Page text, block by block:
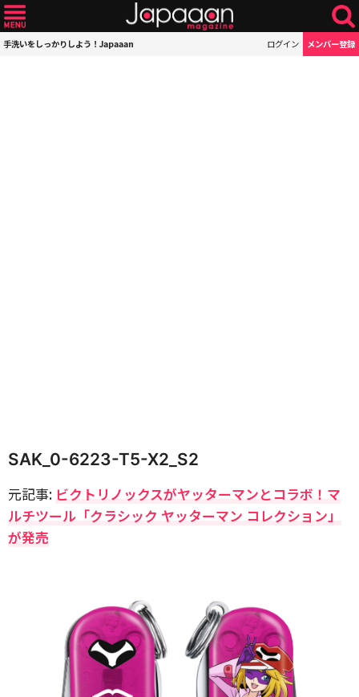
手洗いをしっかりしよう！Japaaan ログイン メンバー登録
SAK_0-6223-T5-X2_S2
元記事: ビクトリノックスがヤッターマンとコラボ！マ
ルチツール「クラシック ヤッターマン コレクション」
が発売